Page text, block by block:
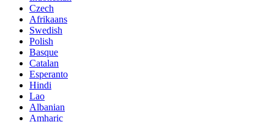
Czech
Afrikaans
Swedish
Polish
Basque
Catalan
Esperanto
Hindi
Lao
Albanian
Amharic